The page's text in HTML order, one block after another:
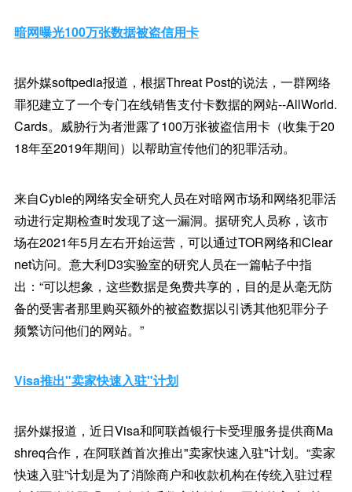
暗网曝光100万张数据被盗信用卡
据外媒softpedia报道，根据Threat Post的说法，一群网络
罪犯建立了一个专门在线销售支付卡数据的网站--AllWorld.
Cards。威胁行为者泄露了100万张被盗信用卡（收集于20
18年至2019年期间）以帮助宣传他们的犯罪活动。
来自Cyble的网络安全研究人员在对暗网市场和网络犯罪活
动进行定期检查时发现了这一漏洞。据研究人员称，该市
场在2021年5月左右开始运营，可以通过TOR网络和Clear
net访问。意大利D3实验室的研究人员在一篇帖子中指
出：“可以想象，这些数据是免费共享的，目的是从毫无防
备的受害者那里购买额外的被盗数据以引诱其他犯罪分子
频繁访问他们的网站。”
Visa推出"卖家快速入驻"计划
据外媒报道，近日Visa和阿联酋银行卡受理服务提供商Ma
shreq合作，在阿联酋首次推出"卖家快速入驻"计划。“卖家
快速入驻”计划是为了消除商户和收款机构在传统入驻过程